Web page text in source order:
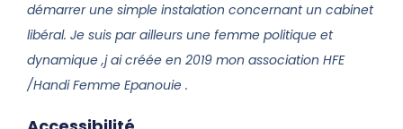
démarrer une simple instalation concernant un cabinet
libéral. Je suis par ailleurs une femme politique et
dynamique ,j ai créée en 2019 mon association HFE
/Handi Femme Epanouie .